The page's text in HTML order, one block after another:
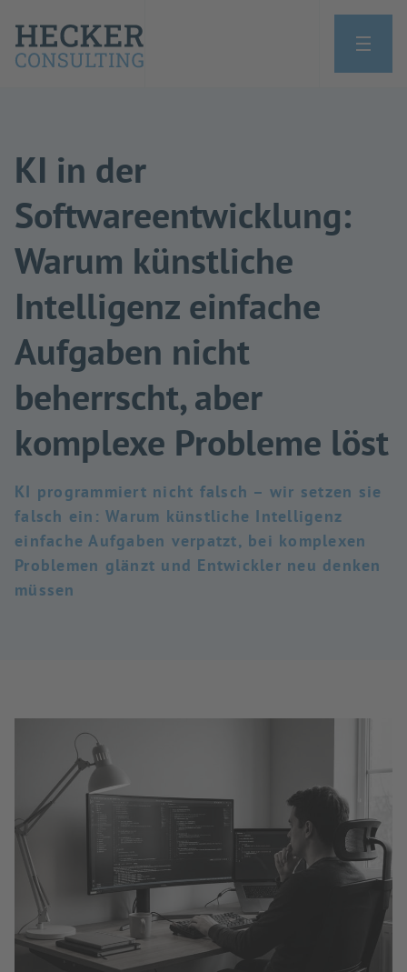
KI in der
Softwareentwicklung:
Warum künstliche
Intelligenz einfache
Aufgaben nicht
beherrscht, aber
komplexe Probleme löst
KI programmiert nicht falsch – wir setzen sie
falsch ein: Warum künstliche Intelligenz
einfache Aufgaben verpatzt, bei komplexen
Problemen glänzt und Entwickler neu denken
müssen